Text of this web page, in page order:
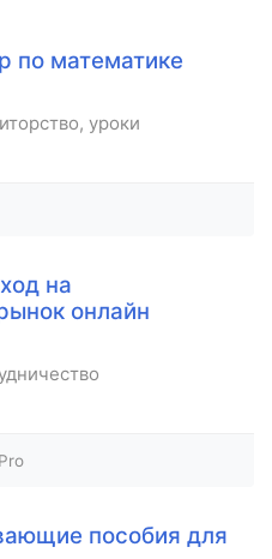
по математике
уроки
на
онлайн
пособия для